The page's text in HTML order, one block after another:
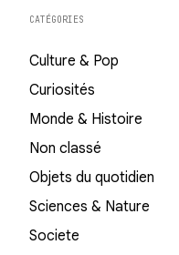
CATÉGORIES
Culture & Pop
Curiosités
Monde & Histoire
Non classé
Objets du quotidien
Sciences & Nature
Societe